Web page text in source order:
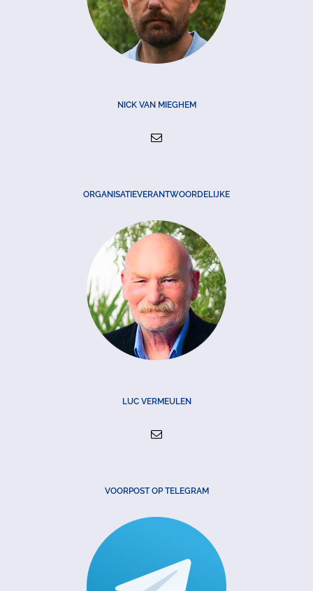
NICK VAN MIEGHEM
ORGANISATIEVERANTWOORDELIJKE
LUC VERMEULEN
VOORPOST OP TELEGRAM